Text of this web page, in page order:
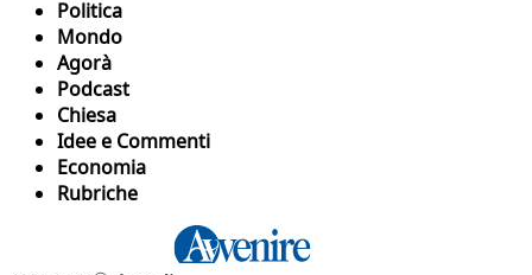
Politica
Mondo
Agorà
Podcast
Chiesa
Idee e Commenti
Economia
Rubriche